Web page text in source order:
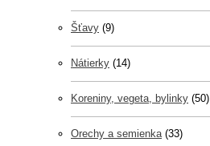
Šťavy (9)
Nátierky (14)
Koreniny, vegeta, bylinky (50)
Orechy a semienka (33)